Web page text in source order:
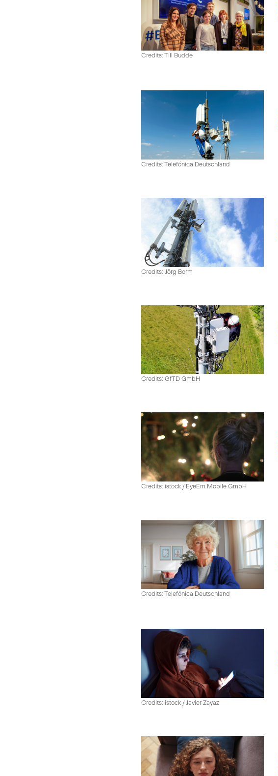
Credits: Till Budde
Credits: Telefónica Deutschland
Credits: Jörg Borm
Credits: GfTD GmbH
Credits: istock / EyeEm Mobile GmbH
Credits: Telefónica Deutschland
Credits: istock / Javier Zayaz